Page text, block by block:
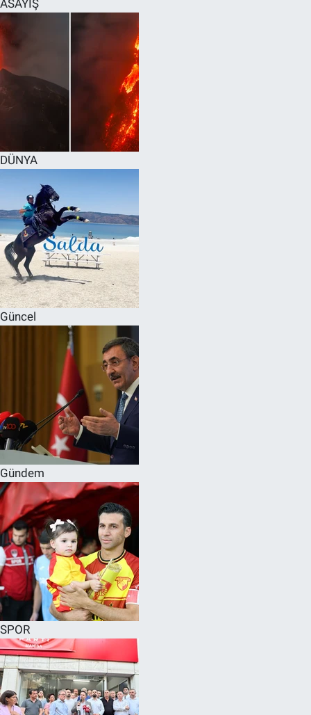
ASAYİŞ
DÜNYA
Güncel
Gündem
SPOR